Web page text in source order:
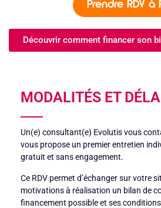
Prendre RDV à
Découvrir comment financer son
MODALITÉS ET
Un(e) consultant(e) Evolutis vous
vous propose un premier entretien
gratuit et sans engagement.
Ce RDV permet d’échanger sur votre
motivations à réalisation un bilan de
financement possible et ses